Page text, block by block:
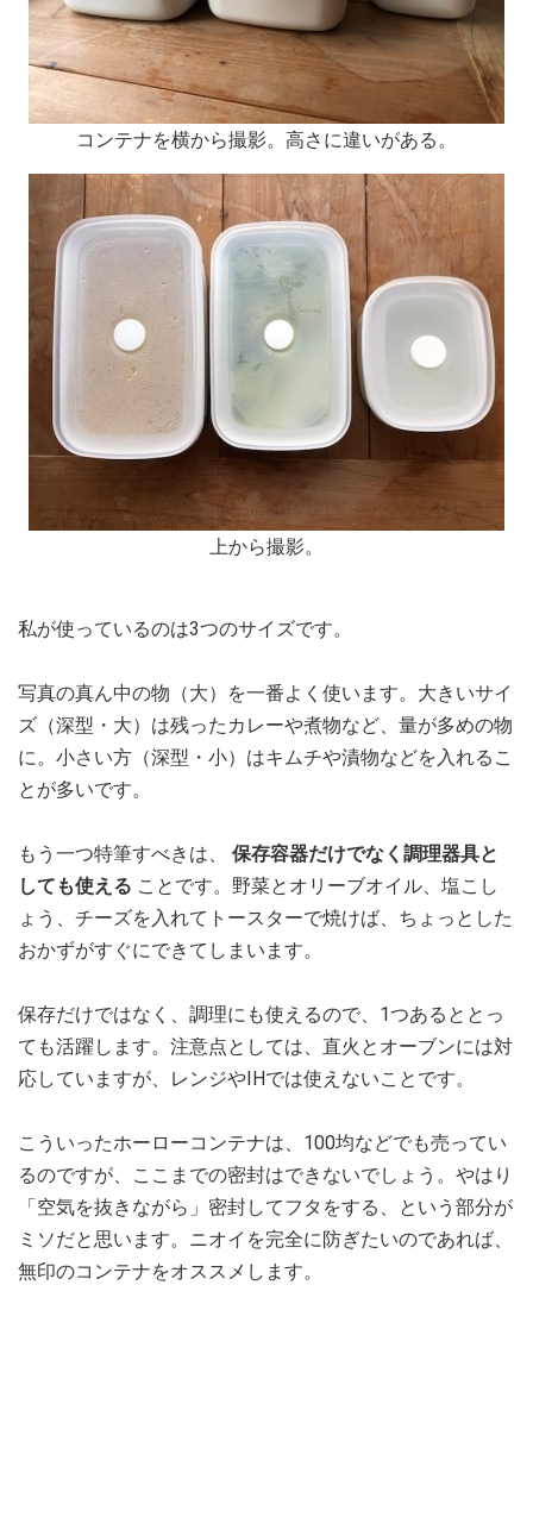
コンテナを横から撮影。高さに違いがある。
上から撮影。
私が使っているのは3つのサイズです。
写真の真ん中の物（大）を一番よく使います。大きいサイ
ズ（深型・大）は残ったカレーや煮物など、量が多めの物
に。小さい方（深型・小）はキムチや漬物などを入れるこ
とが多いです。
もう一つ特筆すべきは、 保存容器だけでなく調理器具と
しても使える ことです。野菜とオリーブオイル、塩こし
ょう、チーズを入れてトースターで焼けば、ちょっとした
おかずがすぐにできてしまいます。
保存だけではなく、調理にも使えるので、1つあるととっ
ても活躍します。注意点としては、直火とオーブンには対
応していますが、レンジやIHでは使えないことです。
こういったホーローコンテナは、100均などでも売ってい
るのですが、ここまでの密封はできないでしょう。やはり
「空気を抜きながら」密封してフタをする、という部分が
ミソだと思います。ニオイを完全に防ぎたいのであれば、
無印のコンテナをオススメします。